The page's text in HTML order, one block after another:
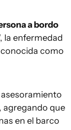
a bordo
la enfermedad
como
agregando que
en el barco